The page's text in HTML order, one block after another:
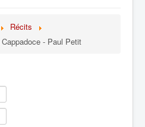
Récits
- Paul Petit